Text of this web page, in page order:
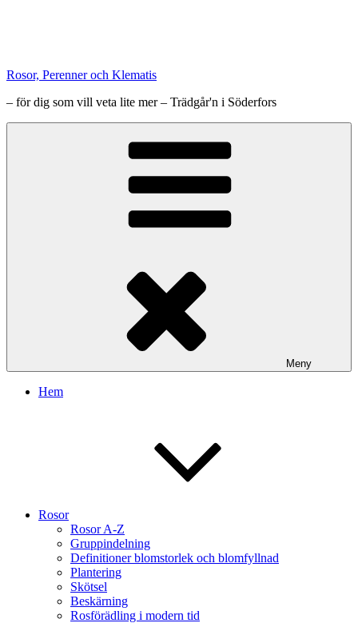
Rosor, Perenner och Klematis
– för dig som vill veta lite mer – Trädgår'n i Söderfors
Meny
Hem
Rosor
Rosor A-Z
Gruppindelning
Definitioner blomstorlek och blomfyllnad
Plantering
Skötsel
Beskärning
Rosförädling i modern tid